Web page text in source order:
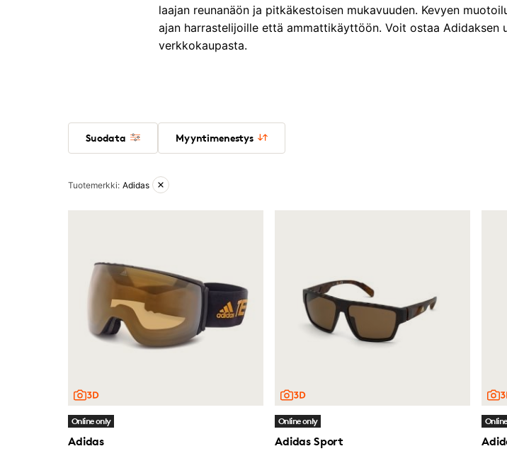
laajan reunanäön ja pitkäkestoisen mukavuuden. Kevyen
ajan harrastelijoille että ammattikäyttöön. Voit ostaa Adidaksen
verkkokaupasta.
Suodata Myyntimenestys
Aktiiviset suodattimet
Tuotemerkki: Adidas
Online only
Adidas
Online only
Adidas Sport